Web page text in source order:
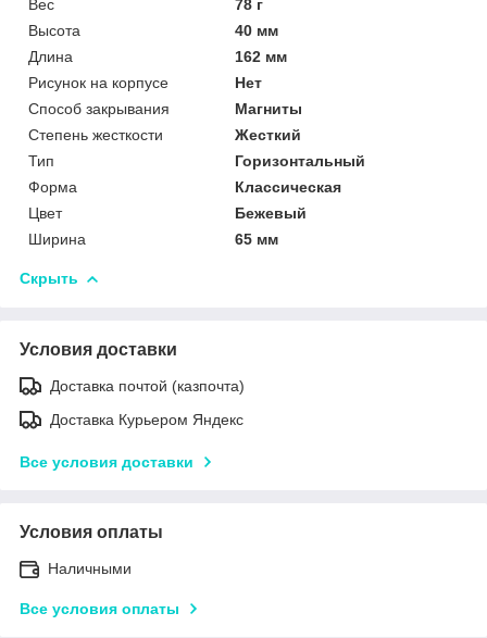
Вес
78 г
Высота
40 мм
Длина
162 мм
Рисунок на корпусе
Нет
Способ закрывания
Магниты
Степень жесткости
Жесткий
Тип
Горизонтальный
Форма
Классическая
Цвет
Бежевый
Ширина
65 мм
Скрыть
Условия доставки
Доставка почтой (казпочта)
Доставка Курьером Яндекс
Все условия доставки
Условия оплаты
Наличными
Все условия оплаты